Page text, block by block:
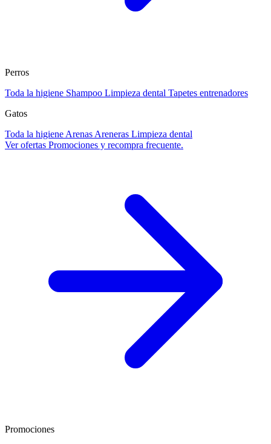
Perros
Toda la higiene Shampoo Limpieza dental Tapetes entrenadores
Gatos
Toda la higiene Arenas Areneras Limpieza dental
Ver ofertas Promociones y recompra frecuente.
Promociones